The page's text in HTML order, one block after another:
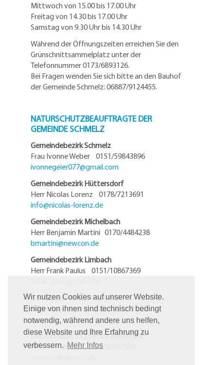
Wir nutzen Cookies auf unserer Website.
Einige von ihnen sind technisch bedingt
notwendig, während andere uns helfen,
diese Website und Ihre Erfahrung zu
verbessern. Mehr Infos
Mittwoch von 15.00 bis 17.00 Uhr
Freitag von 14.30 bis 17.00 Uhr
Samstag von 9.30 Uhr bis 14.30 Uhr
Während der Öffnungszeiten erreichen Sie den
Grünschnittsammelplatz unter der
Telefonnummer 0173/6893126.
Bei Fragen wenden Sie sich bitte an den Bauhof
der Gemeinde Schmelz: 06887/9124455.
NATURSCHUTZBEAUFTRAGTE DER
GEMEINDE SCHMELZ
Gemeindebezirk Schmelz
Frau Ivonne Weber 0151/59843896
ivonnegeier077@gmail.com
Gemeindebezirk Hüttersdorf
Herr Nicolas Lorenz 0178/7213691
info@nicolas-lorenz.de
Gemeindebezirk Michelbach
Herr Benjamin Martini 0170/4484238
bmartini@newcon.de
Gemeindebezirk Limbach
Herr Frank Paulus 0151/10867369
Gemeindebezirk Primsweiler
Herr Marc Stephan 06881/5952119
stephan.marc@arcor.de
Gemeindebezirk Dorf im Bohnental
Herr Sven Stöhr 0151/28887280